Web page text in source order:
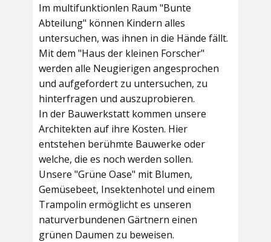
Im multifunktionlen Raum "Bunte
Abteilung" können Kindern alles
untersuchen, was ihnen in die Hände fällt.
Mit dem "Haus der kleinen Forscher"
werden alle Neugierigen angesprochen
und aufgefordert zu untersuchen, zu
hinterfragen und auszuprobieren.
In der Bauwerkstatt kommen unsere
Architekten auf ihre Kosten. Hier
entstehen berühmte Bauwerke oder
welche, die es noch werden sollen.
Unsere "Grüne Oase" mit Blumen,
Gemüsebeet, Insektenhotel und einem
Trampolin ermöglicht es unseren
naturverbundenen Gärtnern einen
grünen Daumen zu beweisen.